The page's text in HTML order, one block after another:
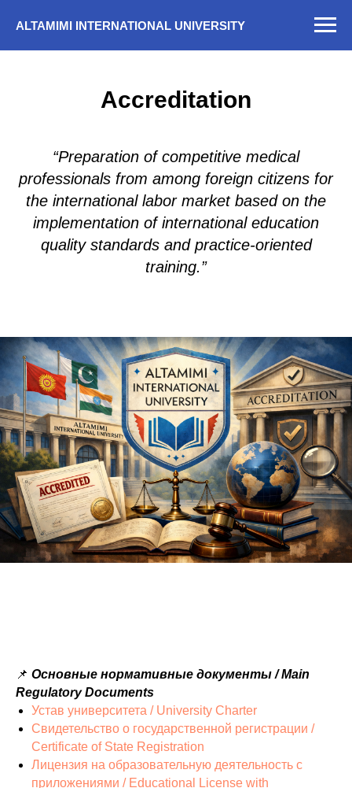
ALTAMIMI INTERNATIONAL UNIVERSITY
Accreditation
“Preparation of competitive medical
professionals from among foreign citizens for
the international labor market based on the
implementation of international education
quality standards and practice-oriented
training.”
📌 Основные нормативные документы / Main
Regulatory Documents
Устав университета / University Charter
Свидетельство о государственной регистрации /
Certificate of State Registration
Лицензия на образовательную деятельность с
приложениями / Educational License with